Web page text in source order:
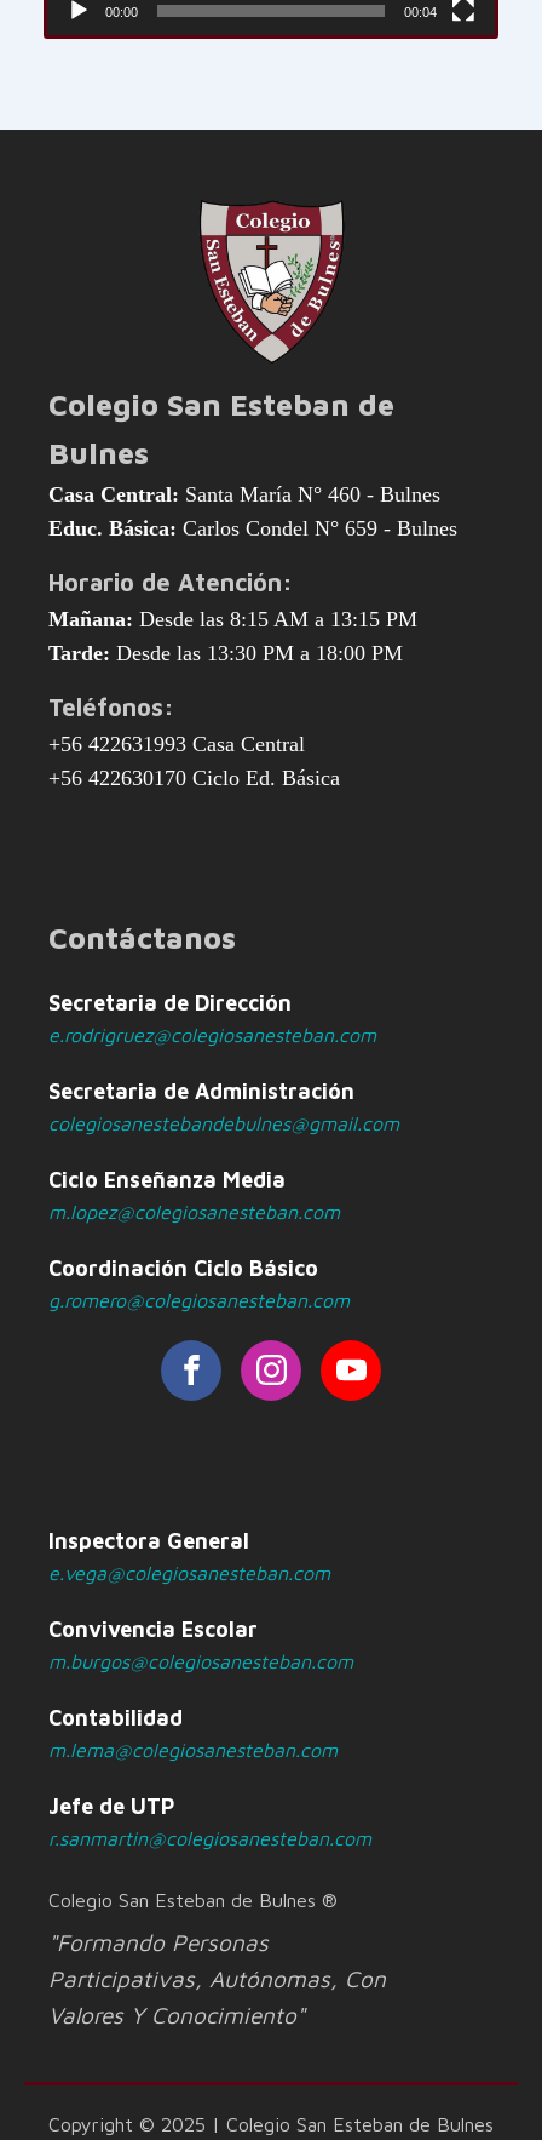
00:00 00:04
Colegio San Esteban de
Bulnes
Casa Central: Santa María N° 460 - Bulnes
Educ. Básica: Carlos Condel N° 659 - Bulnes
Horario de Atención:
Mañana: Desde las 8:15 AM a 13:15 PM
Tarde: Desde las 13:30 PM a 18:00 PM
Teléfonos:
+56 422631993 Casa Central
+56 422630170 Ciclo Ed. Básica
Contáctanos
Secretaria de Dirección
e.rodrigruez@colegiosanesteban.com
Secretaria de Administración
colegiosanestebandebulnes@gmail.com
Ciclo Enseñanza Media
m.lopez@colegiosanesteban.com
Coordinación Ciclo Básico
g.romero@colegiosanesteban.com
Inspectora General
e.vega@colegiosanesteban.com
Convivencia Escolar
m.burgos@colegiosanesteban.com
Contabilidad
m.lema@colegiosanesteban.com
Jefe de UTP
r.sanmartin@colegiosanesteban.com
Colegio San Esteban de Bulnes ®
"Formando Personas
Participativas, Autónomas, Con
Valores Y Conocimiento"
Copyright © 2025 | Colegio San Esteban de Bulnes